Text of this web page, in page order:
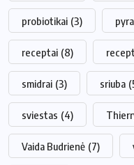
probiotikai (3)
receptai (8)
smidrai (3) sriuba
sviestas (4)
Vaida Budrienė (7)